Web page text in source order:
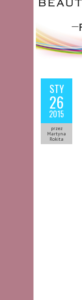
STY
26
2015
przez
Martyna
Rokita